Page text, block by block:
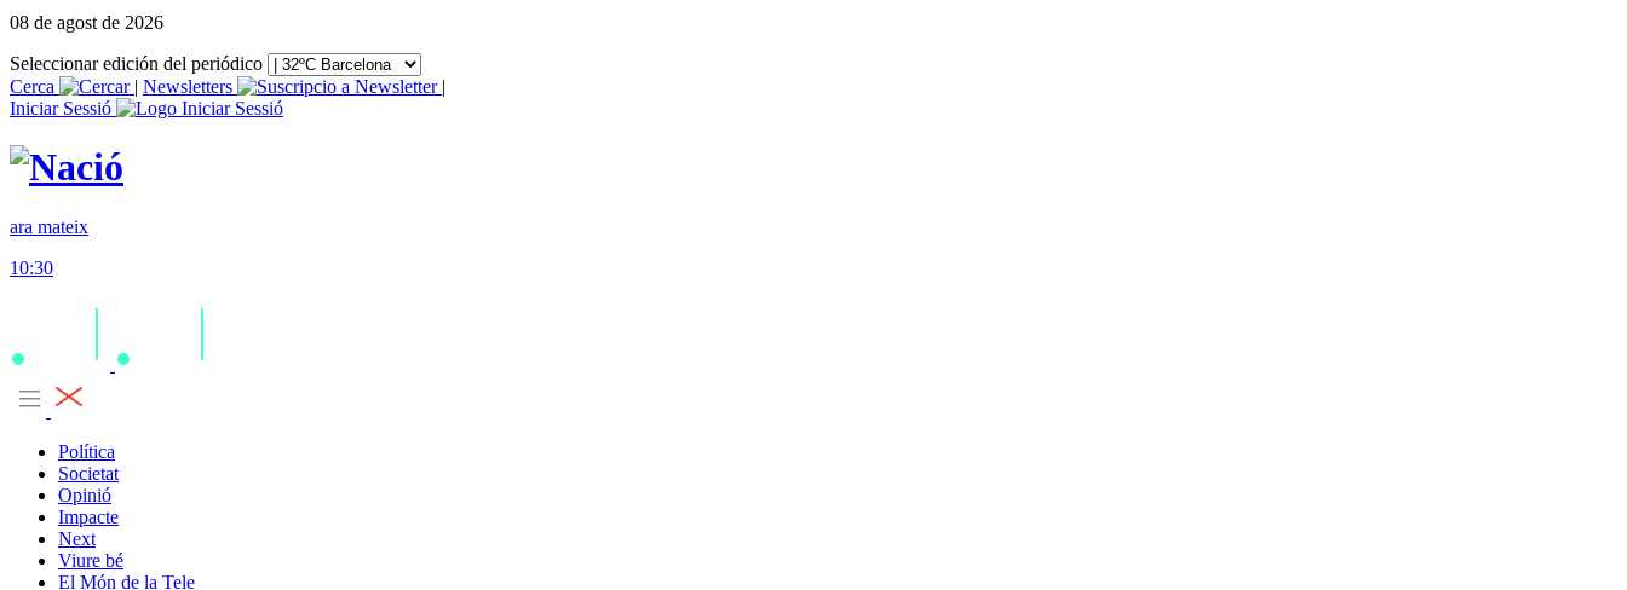
08 de agost de 2026
Seleccionar edición del periódico
Cerca
| Newsletters
|
Iniciar Sessió
ara mateix
10:30
Política
Societat
Opinió
Impacte
Next
Viure bé
El Món de la Tele